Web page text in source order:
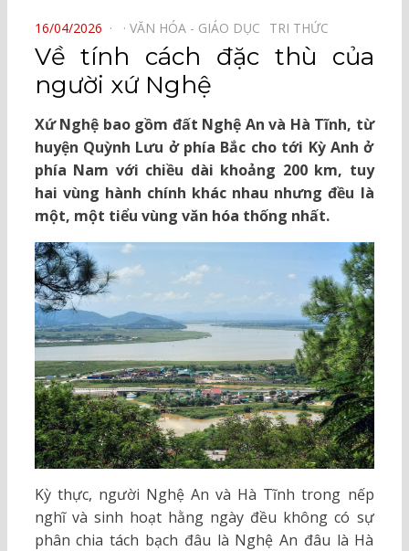
POSTED
ON
16/04/2026 VĂN HÓA - GIÁO DỤC⠀ TRI THỨC⠀
Về tính cách đặc thù của
người xứ Nghệ
Xứ Nghệ bao gồm đất Nghệ An và Hà Tĩnh, từ
huyện Quỳnh Lưu ở phía Bắc cho tới Kỳ Anh ở
phía Nam với chiều dài khoảng 200 km, tuy
hai vùng hành chính khác nhau nhưng đều là
một, một tiểu vùng văn hóa thống nhất.
Kỳ thực, người Nghệ An và Hà Tĩnh trong nếp
nghĩ và sinh hoạt hằng ngày đều không có sự
phân chia tách bạch đâu là Nghệ An đâu là Hà